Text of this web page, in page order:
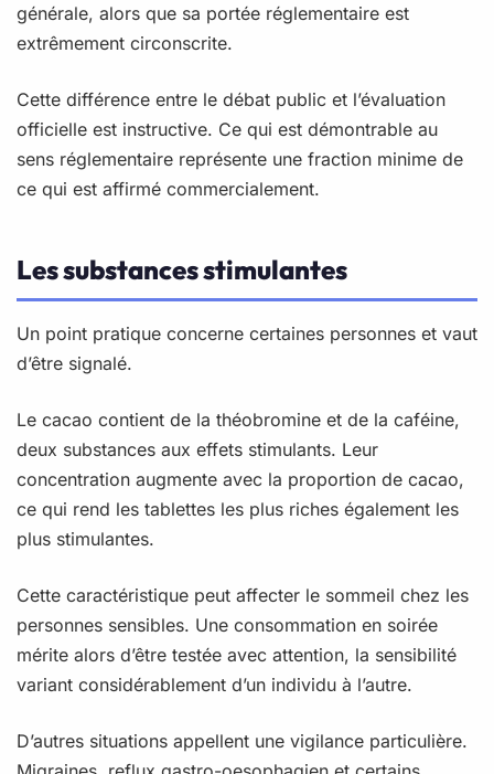
générale, alors que sa portée réglementaire est
extrêmement circonscrite.
Cette différence entre le débat public et l’évaluation
officielle est instructive. Ce qui est démontrable au
sens réglementaire représente une fraction minime de
ce qui est affirmé commercialement.
Les substances stimulantes
Un point pratique concerne certaines personnes et vaut
d’être signalé.
Le cacao contient de la théobromine et de la caféine,
deux substances aux effets stimulants. Leur
concentration augmente avec la proportion de cacao,
ce qui rend les tablettes les plus riches également les
plus stimulantes.
Cette caractéristique peut affecter le sommeil chez les
personnes sensibles. Une consommation en soirée
mérite alors d’être testée avec attention, la sensibilité
variant considérablement d’un individu à l’autre.
D’autres situations appellent une vigilance particulière.